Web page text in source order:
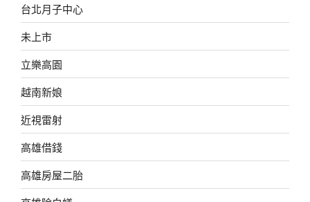
台北月子中心
未上市
立樂高園
越南新娘
近視雷射
高雄借錢
高雄房屋二胎